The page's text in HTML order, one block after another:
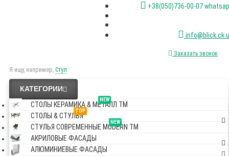
+38(050)736-00-07
Заказать звонок
Я ищу, например, Стул
КАТЕГОРИИ
NEW
СТОЛЫ КЕРАМИКА & МЕТАЛЛ TM
TOP
СТОЛЫ & СТУЛЬЯ
NEW
СТУЛЬЯ СОВРЕМЕННЫЕ MODERN TM
АКРИЛОВЫЕ ФАСАДЫ
АЛЮМИНИЕВЫЕ ФАСАДЫ